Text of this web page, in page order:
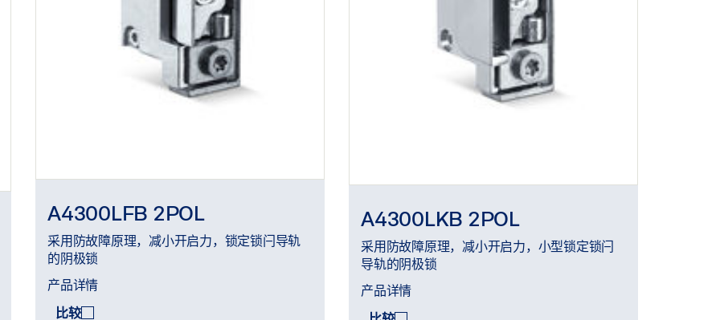
A4300LFB 2POL
采用防故障原理，减小开启力，锁定锁闩导轨
的阴极锁
产品详情
比较
A4300LKB 2POL
采用防故障原理，减小开启力，小型锁定锁闩
导轨的阴极锁
产品详情